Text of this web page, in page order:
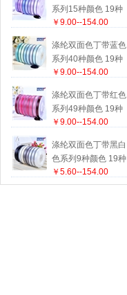
系列15种颜色 19种
尺寸
￥9.00--154.00
涤纶双面色丁带蓝色
系列40种颜色 19种
尺寸
￥9.00--154.00
涤纶双面色丁带红色
系列49种颜色 19种
尺寸
￥9.00--154.00
涤纶双面色丁带黑白
色系列9种颜色 19种
尺寸
￥5.60--154.00